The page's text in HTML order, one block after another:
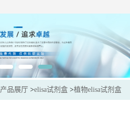
产品展厅 >elisa试剂盒 >植物elisa试剂盒